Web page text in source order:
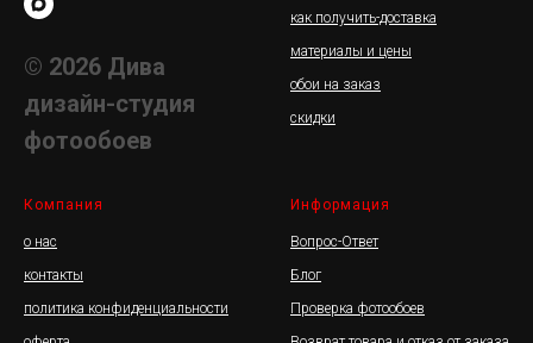
© 2026 Дива
дизайн-студия
фотообоев
как получить-доставка
материалы и цены
обои на заказ
скидки
Компания
о нас
контакты
политика конфиденциальности
Информация
Вопрос-Ответ
Блог
Проверка фотообоев